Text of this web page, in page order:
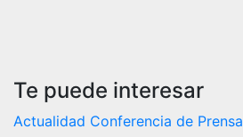
Te puede interesar
Actualidad Conferencia de Prensa